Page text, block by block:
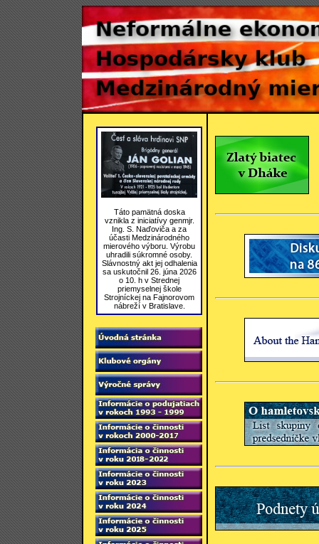
Táto pamätná doska
vznikla z iniciatívy genmjr.
Ing. S. Naďoviča a za
účasti Medzinárodného
mierového výboru. Výrobu
uhradili súkromné osoby.
Slávnostný akt jej odhalenia
sa uskutočnil 26. júna 2026
o 10. h v Strednej
priemyselnej škole
Strojníckej na Fajnorovom
nábreží v Bratislave.